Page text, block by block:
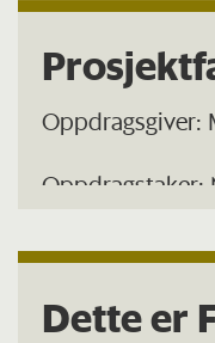
Oppdragsgiver:
Oppdragstaker:
Geir-Harald
Dette er